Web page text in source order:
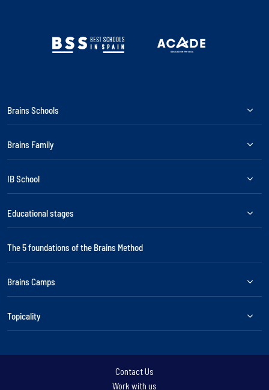
Brains Schools
Brains Family
IB School
Educational stages
The 5 foundations of the Brains Method
Brains Camps
Topicality
Contact Us
Work with us